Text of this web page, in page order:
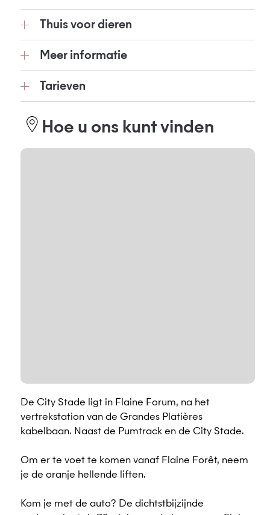
Thuis voor dieren
Meer informatie
Tarieven
Hoe u ons kunt vinden
De City Stade ligt in Flaine Forum, na het
vertrekstation van de Grandes Platières
kabelbaan. Naast de Pumtrack en de City Stade.
Om er te voet te komen vanaf Flaine Forêt, neem
je de oranje hellende liften.
Kom je met de auto? De dichtstbijzijnde